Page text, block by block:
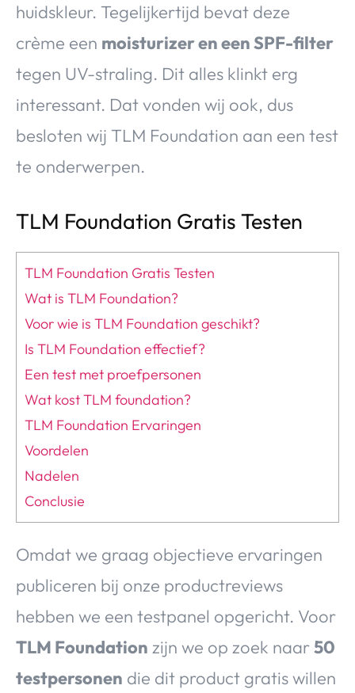
huidskleur. Tegelijkertijd bevat deze
crème een moisturizer en een SPF-filter
tegen UV-straling. Dit alles klinkt erg
interessant. Dat vonden wij ook, dus
besloten wij TLM Foundation aan een test
te onderwerpen.
TLM Foundation Gratis Testen
TLM Foundation Gratis Testen
Wat is TLM Foundation?
Voor wie is TLM Foundation geschikt?
Is TLM Foundation effectief?
Een test met proefpersonen
Wat kost TLM foundation?
TLM Foundation Ervaringen
Voordelen
Nadelen
Conclusie
Omdat we graag objectieve ervaringen
publiceren bij onze productreviews
hebben we een testpanel opgericht. Voor
TLM Foundation zijn we op zoek naar50
testpersonen die dit product gratis willen